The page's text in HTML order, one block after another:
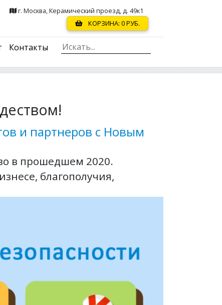
г. Москва, Керамический проезд, д. 49к1
КОРЗИНА: 0РУБ.
Контакты
и партнеров с Новым
в прошедшем 2020.
благополучия,